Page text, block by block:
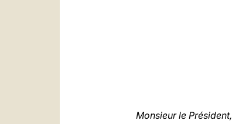
Monsieur le Président,